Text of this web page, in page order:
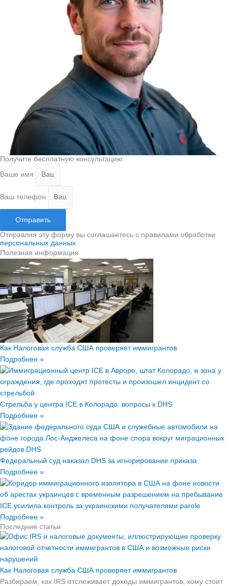
Получите бесплатную консультацию
Ваше имя
Ваш телефон
Отправить
Отправляя эту форму вы соглашаетесь с правилами обработки
персональных данных
Полезная информация
Как Налоговая служба США проверяет иммигрантов
Подробнее »
Стрельба у центра ICE в Колорадо: вопросы к DHS
Подробнее »
Федеральный суд наказал DHS за игнорирование приказа
Подробнее »
ICE усилила контроль за украинскими получателями parole
Подробнее »
Последние статьи
Как Налоговая служба США проверяет иммигрантов
Разбираем, как IRS отслеживает доходы иммигрантов, кому стоит